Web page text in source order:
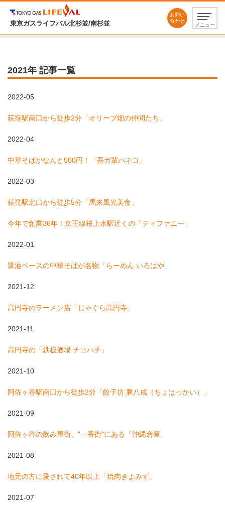
東京ガスライフバル北杉並/南杉並
お問い
合わせ
メニュー
2021年 記事一覧
2022-05
荻窪駅南口から徒歩2分「オリーブ畑の仲間たち」
2022-04
中華そばがなんと500円！「吾ガ輩ハネコ」
2022-03
荻窪駅北口から徒歩5分「馬来風光美食」
今年で創業36年！京王線桜上水駅近くの「ティファニー」
2022-01
醤油ベースの中華そばが名物「らーめん いろはや」
2021-12
高円寺のラーメン店「じゃぐら高円寺」
2021-11
高円寺の「鉄板酒場 チヨハチ」
2021-10
阿佐ヶ谷駅南口から徒歩2分「餃子坊 豚八戒（ちょはっかい）」
2021-09
阿佐ヶ谷の飲み屋街、"一番街"にある「沖縄倉庫」
2021-08
地元の方に愛されて40年以上「焼肉きよみず」
2021-07